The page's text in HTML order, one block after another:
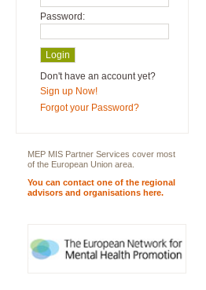
Password:
Don't have an account yet?
Sign up Now!
Forgot your Password?
MEP MIS Partner Services cover most
of the European Union area.
You can contact one of the regional
advisors and organisations here.